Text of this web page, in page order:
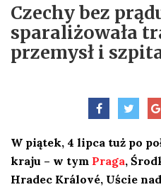
Czechy bez
sparaliżowała
przemysł i
W piątek, 4 lipca tuż po
kraju – w tym Praga,
Hradec Králové, Uście